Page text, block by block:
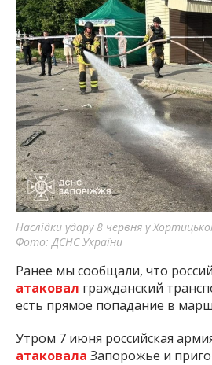
Наслідки удару 8 червня у
Фото: ДСНС України
Ранее мы сообщали, что
атаковал гражданский
есть прямое попадание в
Утром 7 июня российская
атаковала Запорожье и